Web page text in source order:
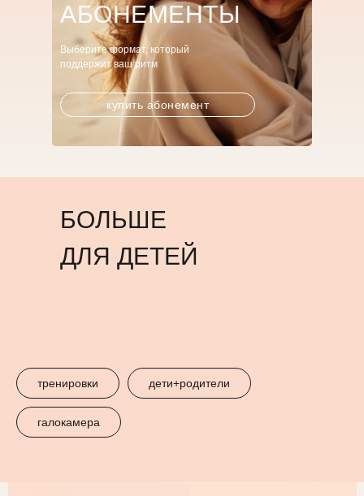
АБОНЕМЕНТЫ
Выберите формат, который
поддержит ваш ритм
купить абонемент
БОЛЬШЕ
ДЛЯ ДЕТЕЙ
тренировки дети+родители
галокамера